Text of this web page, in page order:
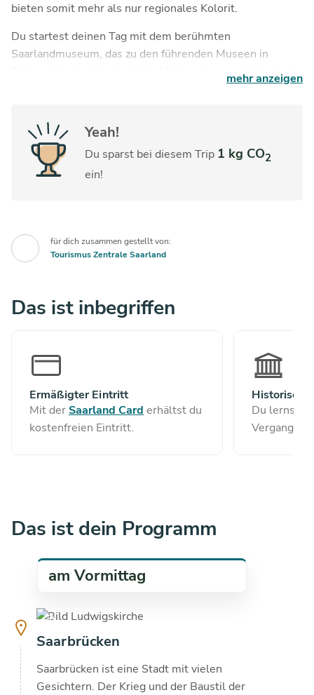
bieten somit mehr als nur regionales Kolorit.
Du startest deinen Tag mit dem berühmten
Saarlandmuseum, das zu den führenden Museen in
Südwestdeutschland gehört. Mittags bummelst du durch
mehr anzeigen
Yeah!
Du sparst bei diesem Trip 1 kg CO2
ein!
für dich zusammen gestellt von:
Tourismus Zentrale Saarland
Das ist inbegriffen
Ermäßigter Eintritt
Mit derSaarland Card erhältst du
kostenfreien Eintritt.
Du lernst
Das ist dein Programm
am Vormittag
copyright
Saarbrücken
Saarbrücken ist eine Stadt mit vielen
Gesichtern. Der Krieg und der Baustil der